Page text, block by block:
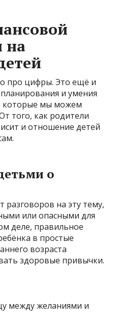
на
про цифры. Это ещё и
и умения
которые мы можем
того, как родители
и отношение детей
о
разговоров на эту тему,
или опасными для
деле, правильное
в простые
возраста
здоровые привычки.
между желаниями и